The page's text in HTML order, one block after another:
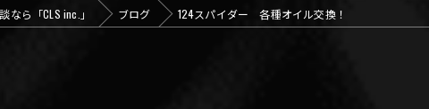
オリジナルブランド
なら「CLS inc.」 ブログ 124スパイダー 各種オイル交換！